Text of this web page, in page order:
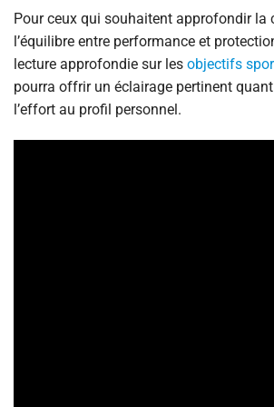
Pour ceux qui souhaitent approfondir la
l’équilibre entre performance et
lecture approfondie sur les objectifs
pourra offrir un éclairage pertinent
l’effort au profil personnel.